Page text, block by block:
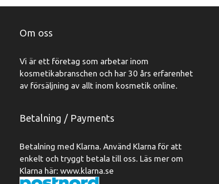
Om oss
Vi är ett företag som arbetar inom
kosmetikabranschen och har 30 års erfarenhet
av försäljning av allt inom kosmetik online.
Betalning / Payments
Betalning med Klarna. Använd Klarna för att
enkelt och tryggt betala till oss. Läs mer om
Klarna här: www.klarna.se